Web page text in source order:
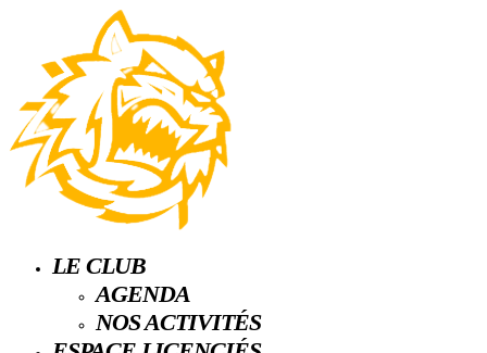
LE CLUB
AGENDA
NOS ACTIVITÉS